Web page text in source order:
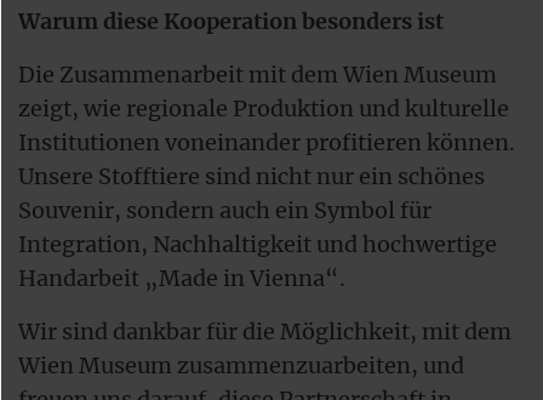
Warum diese Kooperation besonders ist
Die Zusammenarbeit mit dem Wien Museum
zeigt, wie regionale Produktion und kulturelle
Institutionen voneinander profitieren können.
Unsere Stofftiere sind nicht nur ein schönes
Souvenir, sondern auch ein Symbol für
Integration, Nachhaltigkeit und hochwertige
Handarbeit „Made in Vienna“.
Wir sind dankbar für die Möglichkeit, mit dem
Wien Museum zusammenzuarbeiten, und